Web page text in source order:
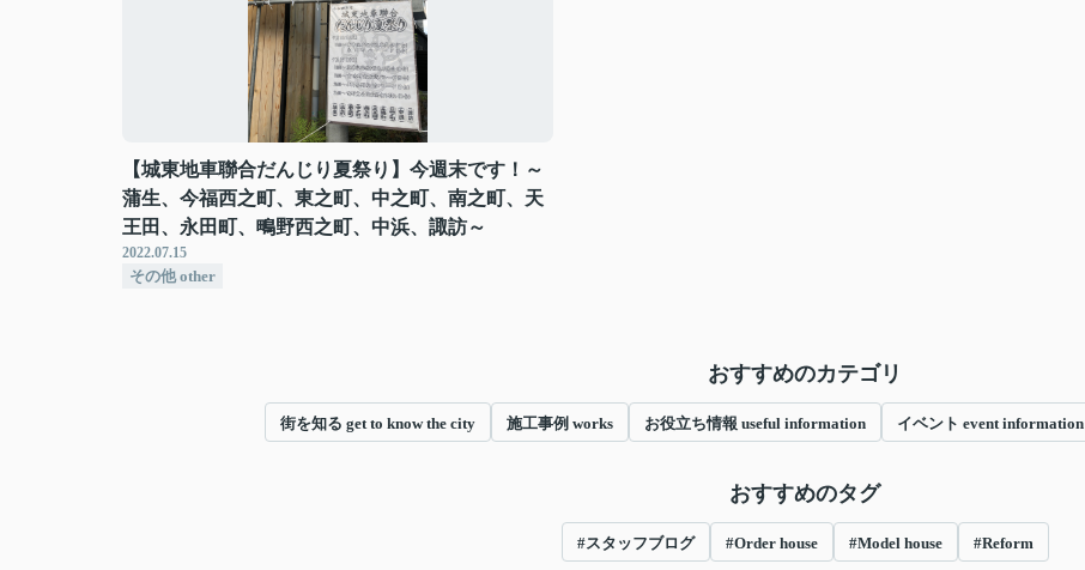
【城東地車聯合だんじり夏祭り】今週末です！～
蒲生、今福西之町、東之町、中之町、南之町、天
王田、永田町、鴫野西之町、中浜、諏訪～
2022.07.15
その他 other
おすすめのカテゴリ
街を知る get to know the city 施工事例 works お役立ち情報 useful information イベント event information
おすすめのタグ
#スタッフブログ #Order house #Model house #Reform